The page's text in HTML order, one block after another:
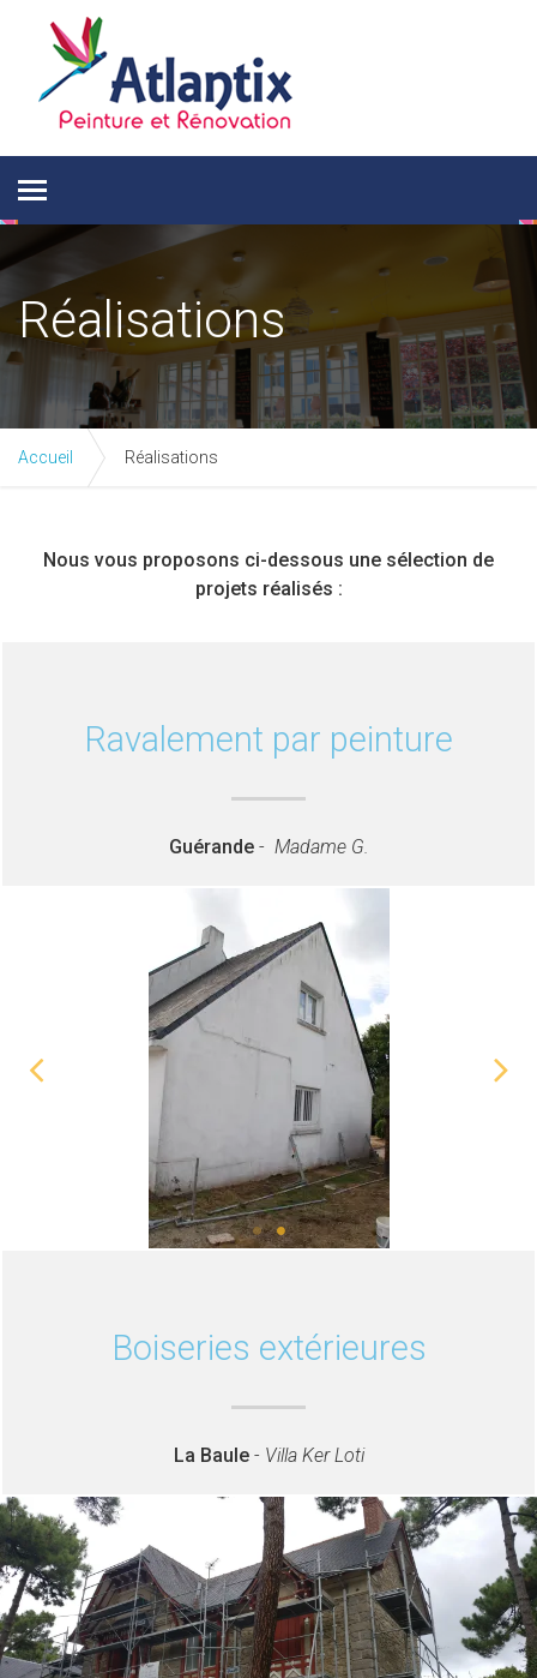
Réalisations
Accueil Réalisations
Nous vous proposons ci-dessous une sélection de
projets réalisés :
Ravalement par peinture
Guérande - Madame G.
Boiseries extérieures
La Baule- Villa Ker Loti